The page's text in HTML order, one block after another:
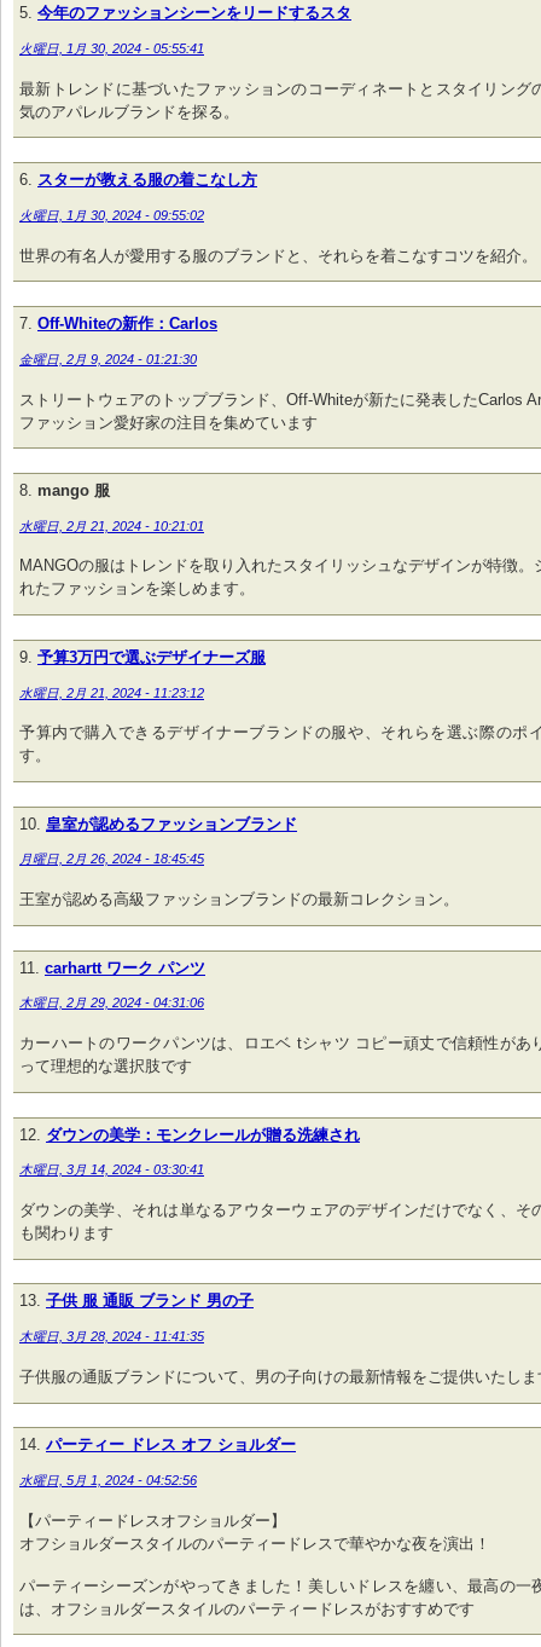
今年のファッションシーンをリードするスタ
火曜日, 1月 30, 2024 - 05:55:41
最新トレンドに基づいたファッションのコーディネートとスタイリング
気のアパレルブランドを探る。
スターが教える服の着こなし方
火曜日, 1月 30, 2024 - 09:55:02
世界の有名人が愛用する服のブランドと、それらを着こなすコツを紹介。
Off-Whiteの新作：Carlos
金曜日, 2月 9, 2024 - 01:21:30
ストリートウェアのトップブランド、Off-Whiteが新たに発表したCarlos
ファッション愛好家の注目を集めています
mango 服
水曜日, 2月 21, 2024 - 10:21:01
MANGOの服はトレンドを取り入れたスタイリッシュなデザインが特徴。
れたファッションを楽しめます。
予算3万円で選ぶデザイナーズ服
水曜日, 2月 21, 2024 - 11:23:12
予算内で購入できるデザイナーブランドの服や、それらを選ぶ際のポ
す。
皇室が認めるファッションブランド
月曜日, 2月 26, 2024 - 18:45:45
王室が認める高級ファッションブランドの最新コレクション。
carhartt ワーク パンツ
木曜日, 2月 29, 2024 - 04:31:06
カーハートのワークパンツは、ロエベ tシャツ コピー頑丈で信頼性があ
って理想的な選択肢です
ダウンの美学：モンクレールが贈る洗練され
木曜日, 3月 14, 2024 - 03:30:41
ダウンの美学、それは単なるアウターウェアのデザインだけでなく、そ
も関わります
子供 服 通販 ブランド 男の子
木曜日, 3月 28, 2024 - 11:41:35
子供服の通販ブランドについて、男の子向けの最新情報をご提供いたしま
パーティー ドレス オフ ショルダー
水曜日, 5月 1, 2024 - 04:52:56
【パーティードレスオフショルダー】
オフショルダースタイルのパーティードレスで華やかな夜を演出！
パーティーシーズンがやってきました！美しいドレスを纏い、最高の一
は、オフショルダースタイルのパーティードレスがおすすめです